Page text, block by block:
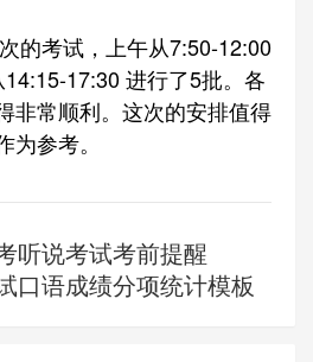
的考试，上午从7:50-12:00
17:30 进行了5批。各
非常顺利。这次的安排值得
参考。
听说考试考前提醒
口语成绩分项统计模板